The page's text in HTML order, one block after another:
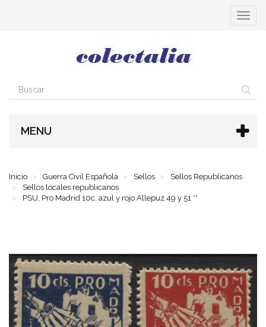
MENU
Inicio Guerra Civil Española Sellos
Sellos Republicanos
Sellos locales republicanos
PSU, Pro Madrid 10c, azul y rojo Allepuz 49 y 51 **